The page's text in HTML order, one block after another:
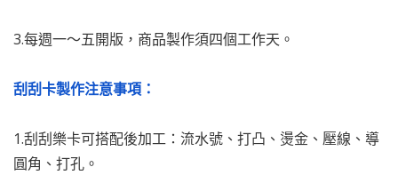
3.每週一～五開版，商品製作須四個工作天。
刮刮卡製作注意事項：
1.刮刮樂卡可搭配後加工：流水號、打凸、燙金、壓線、導
圓角、打孔。